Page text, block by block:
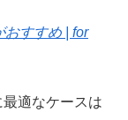
すすめ | for
適なケースは